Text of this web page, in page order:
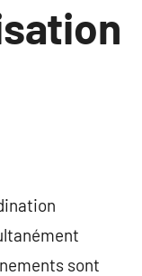
sont